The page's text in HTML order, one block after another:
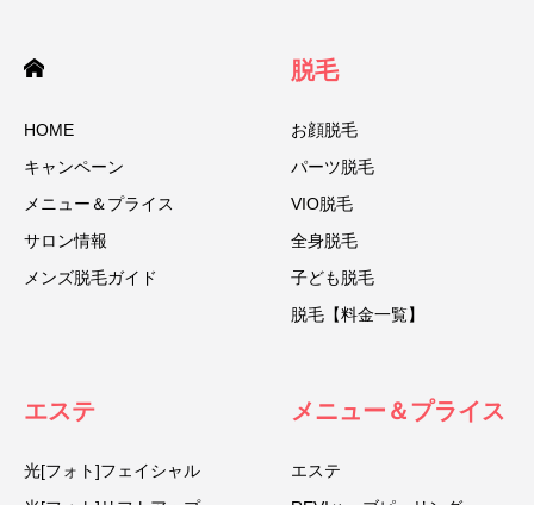
HOME
キャンペーン
メニュー＆プライス
サロン情報
メンズ脱毛ガイド
脱毛
お顔脱毛
パーツ脱毛
VIO脱毛
全身脱毛
子ども脱毛
脱毛【料金一覧】
エステ
光[フォト]フェイシャル
メニュー＆プライス
エステ